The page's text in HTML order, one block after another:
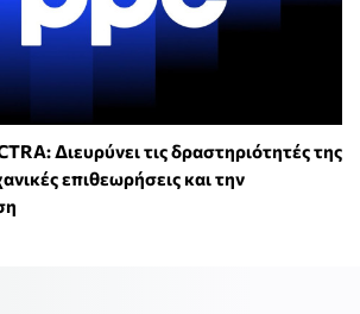
Διευρύνει τις δραστηριότητές της
επιθεωρήσεις και την